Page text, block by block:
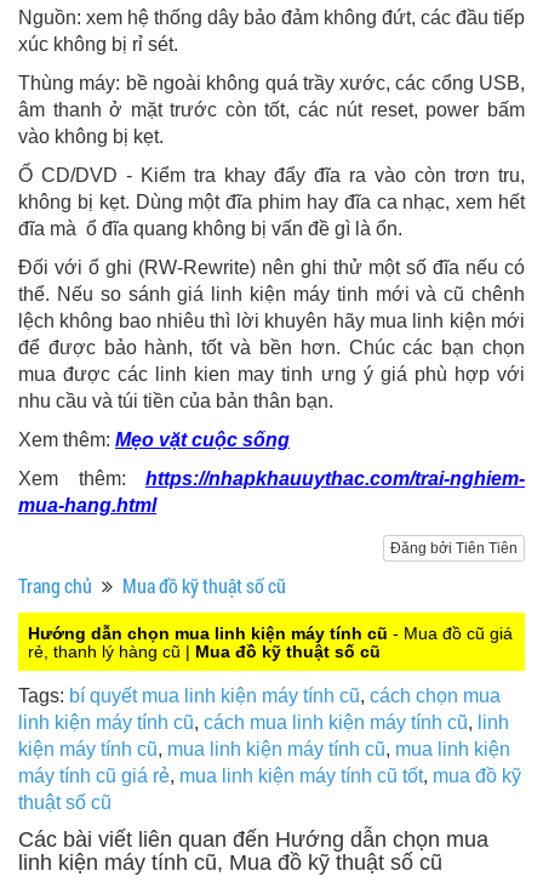
Nguồn: xem hệ thống dây bảo đảm không đứt, các đầu tiếp
xúc không bị rỉ sét.
Thùng máy: bề ngoài không quá trầy xước, các cổng USB,
âm thanh ở mặt trước còn tốt, các nút reset, power bấm
vào không bị kẹt.
Ổ CD/DVD - Kiểm tra khay đẩy đĩa ra vào còn trơn tru,
không bị kẹt. Dùng một đĩa phim hay đĩa ca nhạc, xem hết
đĩa mà ổ đĩa quang không bị vấn đề gì là ổn.
Đối với ổ ghi (RW-Rewrite) nên ghi thử một số đĩa nếu có
thể. Nếu so sánh giá linh kiện máy tinh mới và cũ chênh
lệch không bao nhiêu thì lời khuyên hãy mua linh kiện mới
để được bảo hành, tốt và bền hơn. Chúc các bạn chọn
mua được các linh kien may tinh ưng ý giá phù hợp với
nhu cầu và túi tiền của bản thân bạn.
Xem thêm: Mẹo vặt cuộc sống
Xem thêm: https://nhapkhauuythac.com/trai-nghiem-
mua-hang.html
Đăng bởi Tiên Tiên
Trang chủ Mua đồ kỹ thuật số cũ
Hướng dẫn chọn mua linh kiện máy tính cũ - Mua đồ cũ giá
rẻ, thanh lý hàng cũ | Mua đồ kỹ thuật số cũ
Tags: bí quyết mua linh kiện máy tính cũ, cách chọn mua
linh kiện máy tính cũ, cách mua linh kiện máy tính cũ, linh
kiện máy tính cũ, mua linh kiện máy tính cũ, mua linh kiện
máy tính cũ giá rẻ, mua linh kiện máy tính cũ tốt, mua đồ kỹ
thuật số cũ
Các bài viết liên quan đến Hướng dẫn chọn mua
linh kiện máy tính cũ, Mua đồ kỹ thuật số cũ